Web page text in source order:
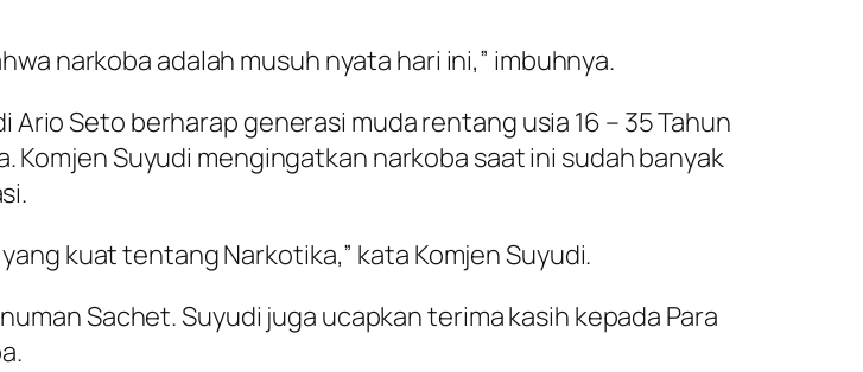
narkoba adalah musuh nyata hari ini,” imbuhnya.
Ario Seto berharap generasi muda rentang usia 16 – 35 Tahun
Suyudi mengingatkan narkoba saat ini sudah banyak
kuat tentang Narkotika,” kata Komjen Suyudi.
Sachet. Suyudi juga ucapkan terima kasih kepada Para